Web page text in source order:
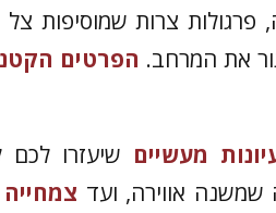
פרגולות צרות שמוסיפות
את המרחב. הפרטים
מעשיים שיעזרו
אווירה, ועד